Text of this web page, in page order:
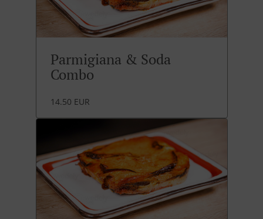
Parmigiana & Soda
Combo
14.50 EUR